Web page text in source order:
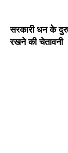
सरकारी धन के
रखने की चेतावनी